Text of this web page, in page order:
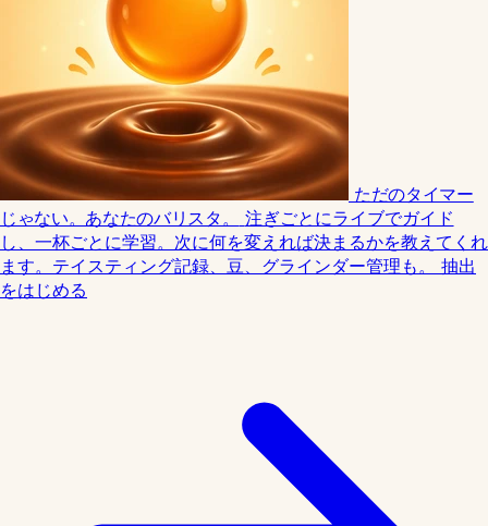
ただのタイマー
じゃない。あなたのバリスタ。
注ぎごとにライブでガイド
し、一杯ごとに学習。次に何を変えれば決まるかを教えてくれ
ます。テイスティング記録、豆、グラインダー管理も。
抽出
をはじめる